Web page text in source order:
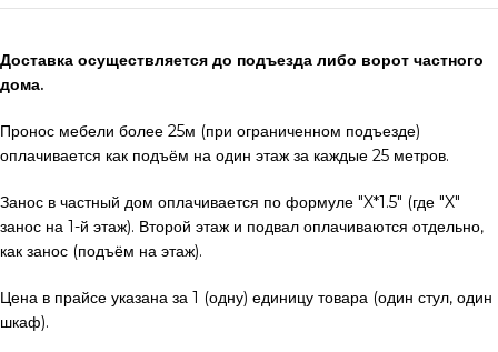
Доставка осуществляется до подъезда либо ворот частного
дома.
Пронос мебели более 25м (при ограниченном подъезде)
оплачивается как подъём на один этаж за каждые 25 метров.
Занос в частный дом оплачивается по формуле "X*1.5" (где "X"
занос на 1-й этаж). Второй этаж и подвал оплачиваются отдельно,
как занос (подъём на этаж).
Цена в прайсе указана за 1 (одну) единицу товара (один стул, один
шкаф).